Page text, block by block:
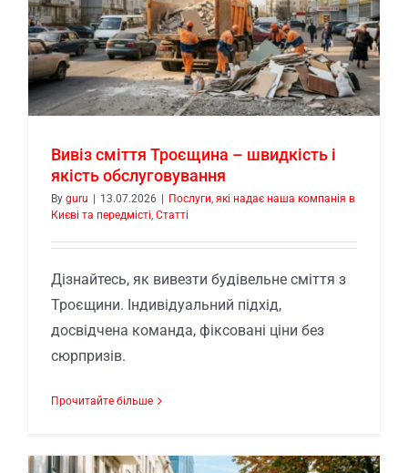
Вивіз сміття Троєщина – швидкість і
якість обслуговування
By guru | 13.07.2026 | Послуги, які надає наша компанія в
Києві та передмісті Статті
Дізнайтесь, як вивезти будівельне сміття з
Троєщини. Індивідуальний підхід,
досвідчена команда, фіксовані ціни без
сюрпризів.
Прочитайте більше